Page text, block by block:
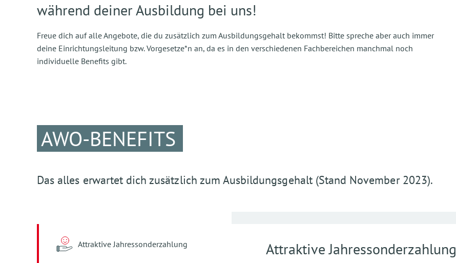
während deiner Ausbildung bei uns!
Freue dich auf alle Angebote, die du zusätzlich zum Ausbildungsgehalt bekommst! Bitte spreche aber auch immer
deine Einrichtungsleitung bzw. Vorgesetze*n an, da es in den verschiedenen Fachbereichen manchmal noch
individuelle Benefits gibt.
AWO-BENEFITS
Das alles erwartet dich zusätzlich zum Ausbildungsgehalt (Stand November 2023).
Attraktive Jahressonderzahlung Attraktive Jahressonderzahlung